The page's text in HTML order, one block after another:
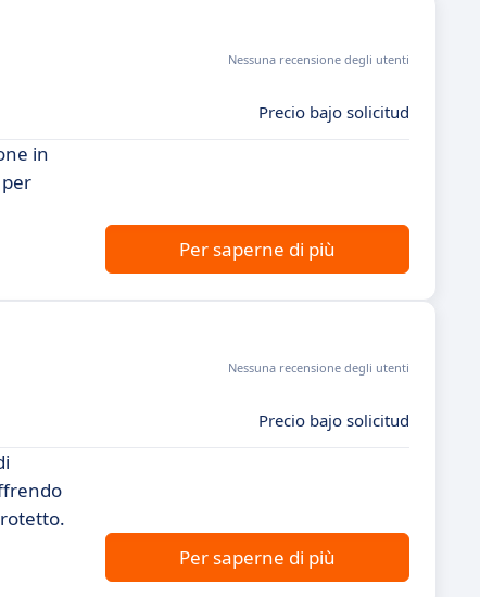
Nessuna recensione degli utenti
Precio bajo solicitud
in
Per saperne di più
Nessuna recensione degli utenti
Precio bajo solicitud
Per saperne di più